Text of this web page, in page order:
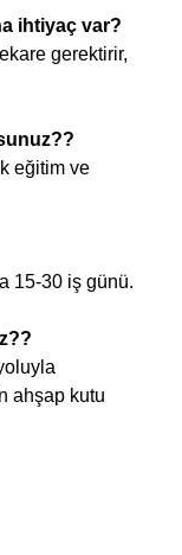
ihtiyaç var?
gerektirir,
eğitim ve
15-30 iş günü.
ahşap kutu